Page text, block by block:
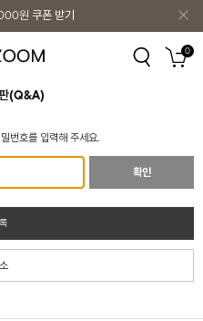
원 쿠폰 받기
원 쿠폰 받기 0
(Q&A)
번호를 입력해 주세요.
확인